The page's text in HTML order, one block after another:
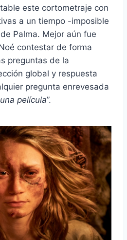
este cortometraje con
a un tiempo -imposible
Palma. Mejor aún fue
contestar de forma
preguntas de la
global y respuesta
pregunta enrevesada
película”.